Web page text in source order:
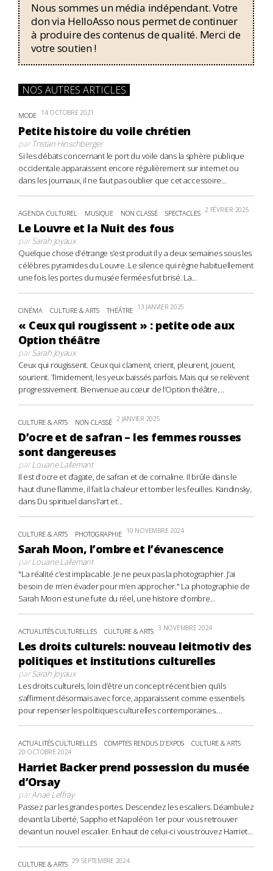
Nous sommes un média indépendant. Votre
don via HelloAsso nous permet de continuer
à produire des contenus de qualité. Merci de
votre soutien !
NOS AUTRES ARTICLES
MODE 14 OCTOBRE 2021
Petite histoire du voile chrétien
parTristan Hinschberger
Si les débats concernant le port du voile dans la sphère publique
occidentale apparaissent encore régulièrement sur internet ou
dans les journaux, il ne faut pas oublier que cet accessoire...
AGENDA CULTUREL MUSIQUE NON CLASSÉ SPECTACLES 2 FÉVRIER 2025
Le Louvre et la Nuit des fous
parSarah Joyaux
Quelque chose d’étrange s’est produit il y a deux semaines sous les
célèbres pyramides du Louvre. Le silence qui règne habituellement
une fois les portes du musée fermées fut brisé. La...
CINÉMA CULTURE & ARTS THÉÂTRE 13 JANVIER 2025
« Ceux qui rougissent » : petite ode aux
Option théâtre
parSarah Joyaux
Ceux qui rougissent. Ceux qui clament, crient, pleurent, jouent,
sourient. Timidement, les yeux baissés parfois. Mais qui se relèvent
progressivement. Bienvenue au cœur de l’Option théâtre....
CULTURE & ARTS NON CLASSÉ 2 JANVIER 2025
D’ocre et de safran – les femmes rousses
sont dangereuses
parLouane Lallemant
Il est d’ocre et d’agate, de safran et de cornaline. Il brûle dans le
haut d’une flamme, il fait la chaleur et tomber les feuilles. Kandinsky,
dans Du spirituel dans l’art et...
CULTURE & ARTS PHOTOGRAPHIE 10 NOVEMBRE 2024
Sarah Moon, l’ombre et l’évanescence
parLouane Lallemant
"La réalité c’est implacable. Je ne peux pas la photographier. J’ai
besoin de m’en évader pour m’en approcher." La photographie de
Sarah Moon est une fuite du réel, une histoire d'ombre...
ACTUALITÉS CULTURELLES CULTURE & ARTS 3 NOVEMBRE 2024
Les droits culturels: nouveau leitmotiv des
politiques et institutions culturelles
parSarah Joyaux
Les droits culturels, loin d’être un concept récent bien qu’ils
s’affirment désormais avec force, apparaissent comme essentiels
pour repenser les politiques culturelles contemporaines....
ACTUALITÉS CULTURELLES COMPTES RENDUS D'EXPOS CULTURE & ARTS
20 OCTOBRE 2024
Harriet Backer prend possession du musée
d’Orsay
parAnaë Leffray
Passez par les grandes portes. Descendez les escaliers. Déambulez
devant la Liberté, Sappho et Napoléon 1er pour vous retrouver
devant un nouvel escalier. En haut de celui-ci vous trouvez Harriet...
CULTURE & ARTS 29 SEPTEMBRE 2024